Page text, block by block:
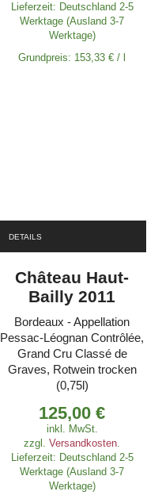
Lieferzeit: Deutschland 2-5
Werktage (Ausland 3-7
Werktage)
Grundpreis: 153,33€ /
DETAILS
Château Haut-
Bailly 2011
Bordeaux - Appellation
Pessac-Léognan Contrôlée,
Grand Cru Classé de
Graves, Rotwein trocken
(0,75l)
125,00€
inkl. MwSt.
zzgl.Versandkosten
Lieferzeit: Deutschland 2-5
Werktage (Ausland 3-7
Werktage)